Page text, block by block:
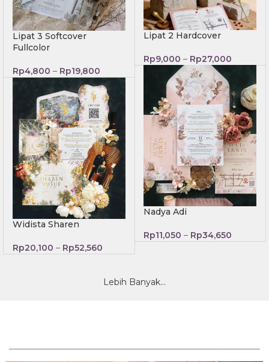
Lipat 3 Softcover
Fullcolor
Rp4,800 – Rp19,800
Lipat 2 Hardcover
Rp9,000 – Rp27,000
Nadya Adi
Rp11,050 – Rp34,650
Widista Sharen
Rp20,100 – Rp52,560
Lebih Banyak...